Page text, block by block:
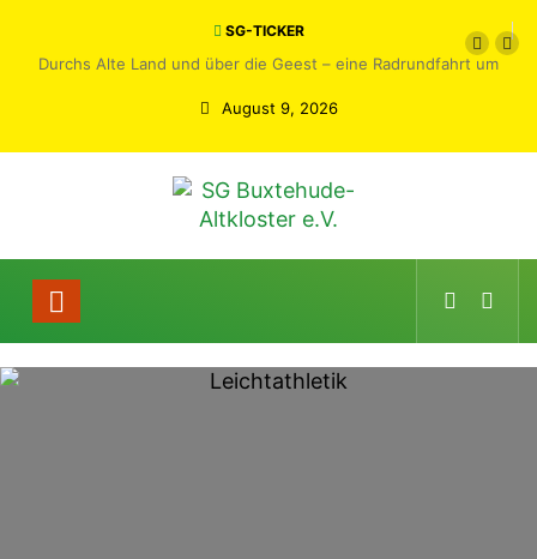
SG-TICKER
Durchs Alte Land und über die Geest – eine Radrundfahrt um
August 9, 2026